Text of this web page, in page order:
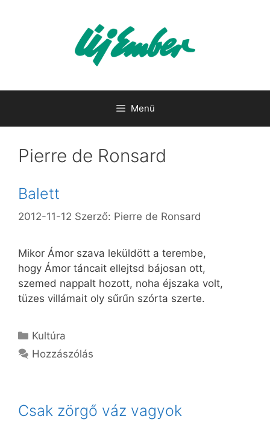
Menü
Pierre de Ronsard
Balett
2012-11-12 Szerző: Pierre de Ronsard
Mikor Ámor szava leküldött a terembe,
hogy Ámor táncait ellejtsd bájosan ott,
szemed nappalt hozott, noha éjszaka volt,
tüzes villámait oly sűrűn szórta szerte.
Kategória
Kultúra
Hozzászólás
Csak zörgő váz vagyok